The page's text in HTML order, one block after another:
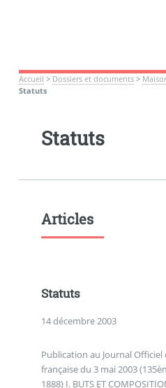
Accueil > Dossiers et documents>
Statuts
Statuts
Articles
Statuts
14 décembre 2003
Publication au Journal Officiel
française du 3 mai 2003
1888) I. BUTS ET